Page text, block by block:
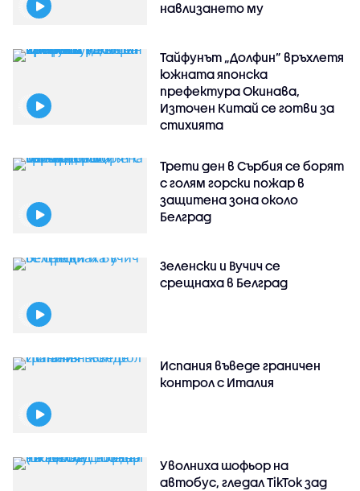
навлизането му
Тайфунът „Долфин” връхлетя
южната японска
префектура Окинава,
Източен Китай се готви за
стихията
Трети ден в Сърбия се борят
с голям горски пожар в
защитена зона около
Белград
Зеленски и Вучич се
срещнаха в Белград
Испания въведе граничен
контрол с Италия
Уволниха шофьор на
автобус, гледал TikTok зад